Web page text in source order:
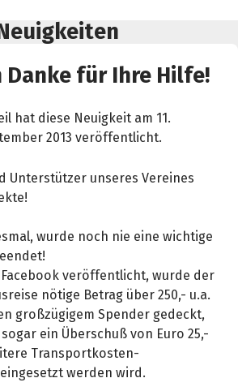
Danke für Ihre Hilfe!
hat diese Neuigkeit am 11.
2013 veröffentlicht.
Unterstützer unseres Vereines
wurde noch nie eine wichtige
Facebook veröffentlicht, wurde der
nötige Betrag über 250,- u.a.
großzügigem Spender gedeckt,
ein Überschuß von Euro 25,-
Transportkosten-
werden wird.